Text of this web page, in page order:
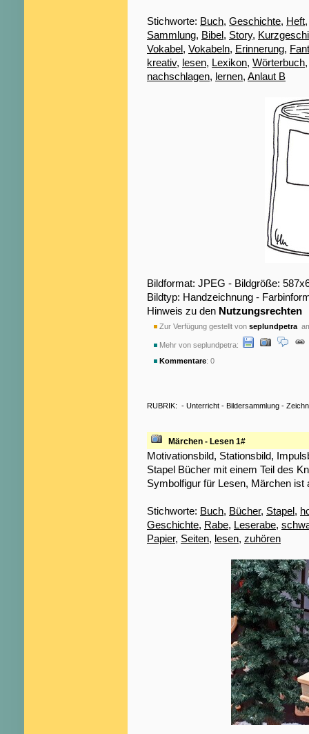
Stichworte: Buch, Geschichte, Heft
Sammlung, Bibel, Story,
Vokabel, Vokabeln, Erinnerung,
kreativ, lesen, Lexikon, Wörterbuch
nachschlagen, lernen, Anlaut B
Bildformat: JPEG - Bildgröße:
Bildtyp: Handzeichnung -
Hinweis zu den Nutzungsrechten
Zur Verfügung gestellt von seplundpetra
Mehr von seplundpetra:
Kommentare: 0
RUBRIK: - Unterricht - Bildersammlung -
Märchen - Lesen 1#
Motivationsbild, Stationsbild,
Stapel Bücher mit einem Teil des
Symbolfigur für Lesen, Märchen ist
Stichworte: Buch, Bücher, Stapel,
Geschichte, Rabe, Leserabe,
Papier, Seiten, lesen, zuhören